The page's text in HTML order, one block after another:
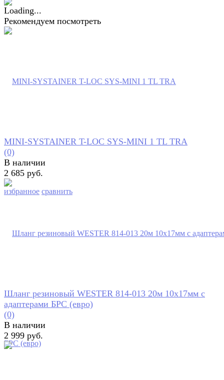
Рекомендуем посмотреть
избранное сравнить
MINI-SYSTAINER T-LOC SYS-MINI 1 TL TRA
(0)
В наличии
2 685 руб.
Шланг резиновый WESTER 814-013 20м 10x17мм с
адаптерами БРС (евро)
(0)
В наличии
2 999 руб.